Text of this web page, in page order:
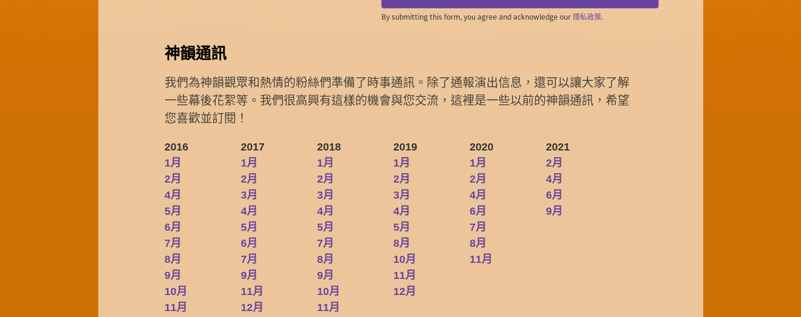
By submitting this form, you agree and acknowledge our 隱私政策.
神韻通訊
我們為神韻觀眾和熱情的粉絲們準備了時事通訊。除了通報演出信息，還可以讓大家了解
一些幕後花絮等。我們很高興有這樣的機會與您交流，這裡是一些以前的神韻通訊，希望
您喜歡並訂閱！
2016
1月
2月
4月
5月
6月
7月
8月
9月
10月
11月
2017
1月
2月
3月
4月
5月
6月
7月
9月
11月
12月
2018
1月
2月
3月
4月
5月
7月
8月
9月
10月
11月
2019
1月
2月
3月
4月
5月
8月
10月
11月
12月
2020
1月
2月
4月
6月
7月
8月
11月
2021
2月
4月
6月
9月